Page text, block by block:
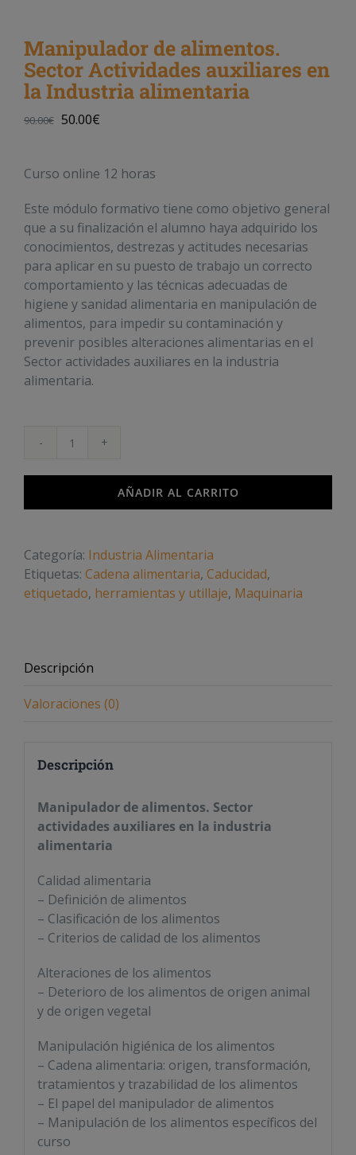
Manipulador de alimentos.
Sector Actividades auxiliares en
la Industria alimentaria
90.00€ 50.00€
Curso online 12 horas
Este módulo formativo tiene como objetivo general
que a su finalización el alumno haya adquirido los
conocimientos, destrezas y actitudes necesarias
para aplicar en su puesto de trabajo un correcto
comportamiento y las técnicas adecuadas de
higiene y sanidad alimentaria en manipulación de
alimentos, para impedir su contaminación y
prevenir posibles alteraciones alimentarias en el
Sector actividades auxiliares en la industria
alimentaria.
Manipulador
alimentos.
Sector
auxiliares
en
la
Industria
AÑADIR AL CARRITO
Categoría: Industria Alimentaria
Etiquetas: Cadena alimentaria, Caducidad,
etiquetado, herramientas y utillaje, Maquinaria
Descripción
Valoraciones (0)
Descripción
Manipulador de alimentos. Sector
actividades auxiliares en la industria
alimentaria
Calidad alimentaria
– Definición de alimentos
– Clasificación de los alimentos
– Criterios de calidad de los alimentos
Alteraciones de los alimentos
– Deterioro de los alimentos de origen animal
y de origen vegetal
Manipulación higiénica de los alimentos
– Cadena alimentaria: origen, transformación,
tratamientos y trazabilidad de los alimentos
– El papel del manipulador de alimentos
– Manipulación de los alimentos específicos del
curso